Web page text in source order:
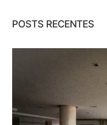
POSTS RECENTES